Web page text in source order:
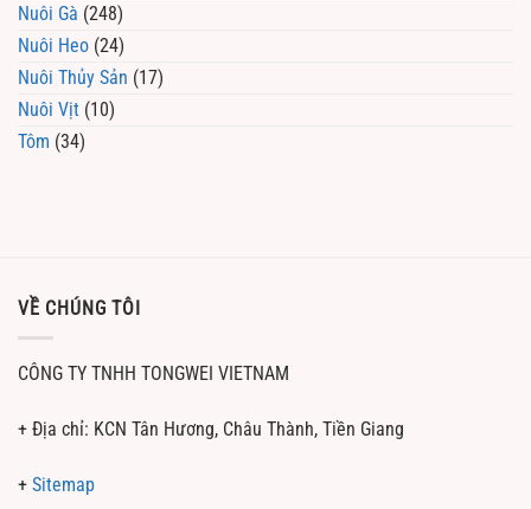
Nuôi Gà (248)
Nuôi Heo (24)
Nuôi Thủy Sản (17)
Nuôi Vịt (10)
Tôm (34)
VỀ CHÚNG TÔI
CÔNG TY TNHH TONGWEI VIETNAM
+ Địa chỉ: KCN Tân Hương, Châu Thành, Tiền Giang
+ Sitemap